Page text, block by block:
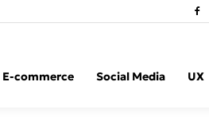
E-commerce Social Media UX